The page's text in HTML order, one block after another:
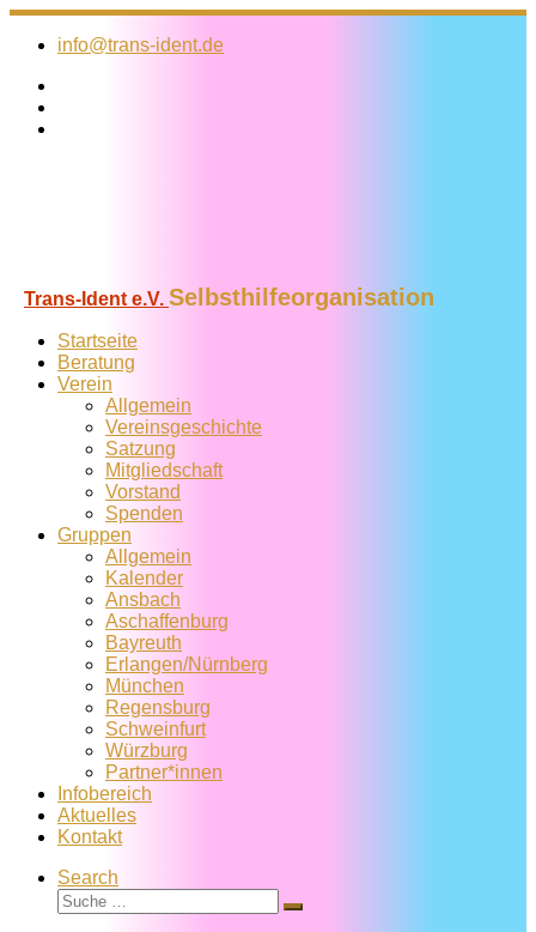
Zum
Inhalt
info@trans-ident.de
Trans-Ident e.V. Selbsthilfeorganisation
Startseite
Beratung
Verein
Allgemein
Vereins­geschichte
Satzung
Mitglied­schaft
Vorstand
Spenden
Gruppen
Allgemein
Kalender
Ansbach
Aschaffenburg
Bayreuth
Erlangen/Nürnberg
München
Regensburg
Schweinfurt
Würzburg
Partner*innen
Infobereich
Aktuelles
Kontakt
Search
Suche
Suche